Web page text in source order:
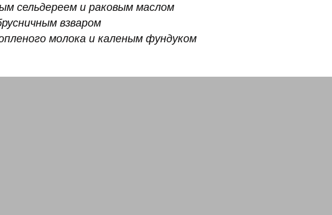
сельдереем и раковым маслом
взваром
молока и каленым фундуком